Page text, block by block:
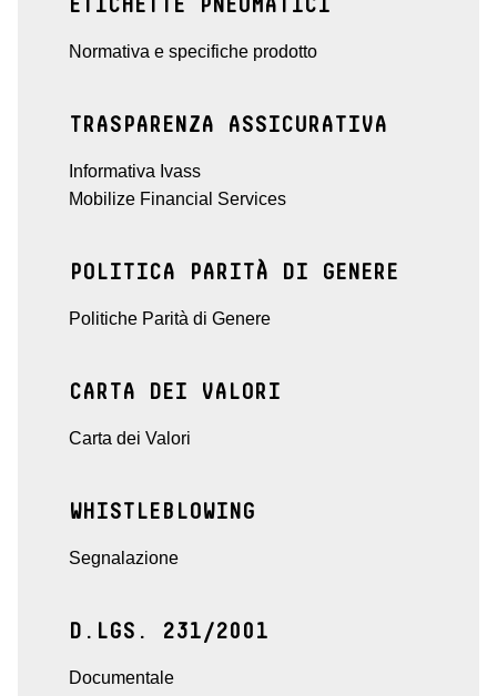
ETICHETTE PNEUMATICI
Normativa e specifiche prodotto
TRASPARENZA ASSICURATIVA
Informativa Ivass
Mobilize Financial Services
POLITICA PARITÀ DI GENERE
Politiche Parità di Genere
CARTA DEI VALORI
Carta dei Valori
WHISTLEBLOWING
Segnalazione
D.LGS. 231/2001
Documentale